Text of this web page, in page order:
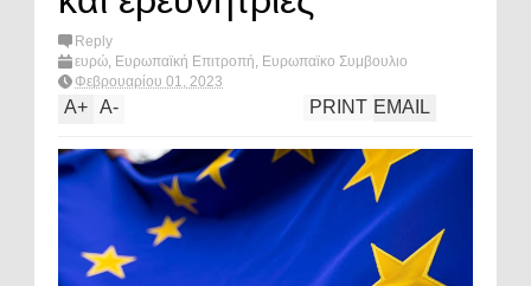
Reply
ευρώ, Ευρωπαϊκή Επιτροπή, Ευρωπαϊκο Συμβουλιο
Ερευνας,καινοτομία,πολιτική
Φεβρουαρίου 01, 2023
A+ A- EMAIL
PRINT